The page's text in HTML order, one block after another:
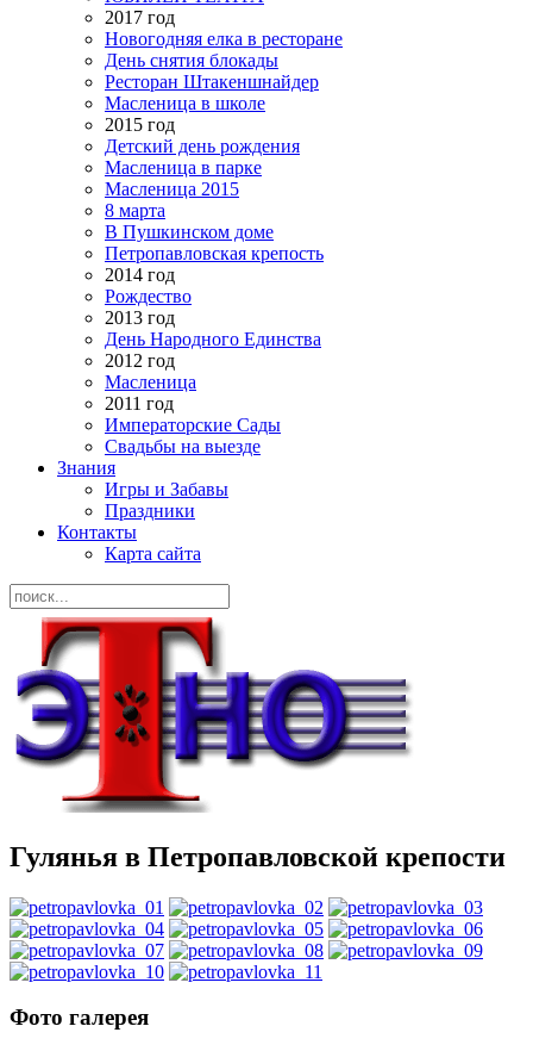
2017 год
Новогодняя елка в ресторане
День снятия блокады
Ресторан Штакеншнайдер
Масленица в школе
2015 год
Детский день рождения
Масленица в парке
Масленица 2015
8 марта
В Пушкинском доме
Петропавловская крепость
2014 год
Рождество
2013 год
День Народного Единства
2012 год
Масленица
2011 год
Императорские Сады
Свадьбы на выезде
Знания
Игры и Забавы
Праздники
Контакты
Карта сайта
Гулянья в Петропавловской крепости
Фото галерея